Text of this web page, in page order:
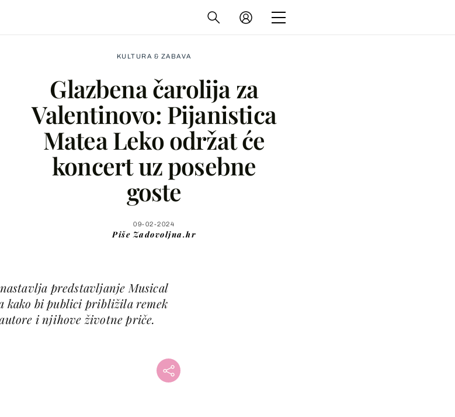
KULTURA & ZABAVA
Glazbena čarolija za
Valentinovo: Pijanistica
Matea Leko održat će
koncert uz posebne
goste
09-02-2024
Piše Zadovoljna.hr
predstavljanje Musical
kako bi publici približila remek
i njihove životne priče.
Facebook